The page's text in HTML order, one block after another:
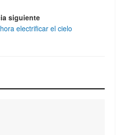
siguiente
electrificar el cielo